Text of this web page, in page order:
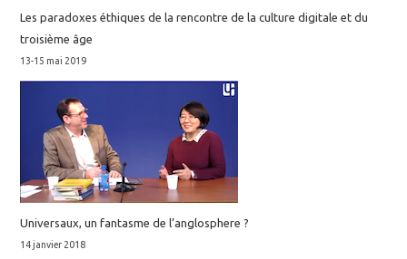
Les paradoxes éthiques de la rencontre de la culture digitale et du
troisième âge
13-15 mai 2019
Universaux, un fantasme de l’anglosphere ?
14 janvier 2018